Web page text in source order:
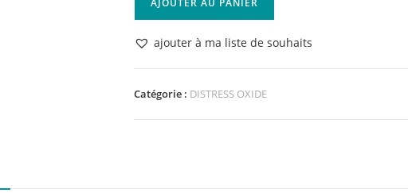
Distress
Oxide
Marigold
AJOUTER AU PANIER
ajouter à ma liste de souhaits
Catégorie : DISTRESS OXIDE